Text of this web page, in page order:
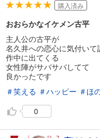
購入済み
おおらかなイケメン古平
主人公の古平が
名久井への恋心に気付い
作中に出てくる
女性陣がサバサバしてて
良かったです
＃笑える ＃ハッピー ＃ほ
0